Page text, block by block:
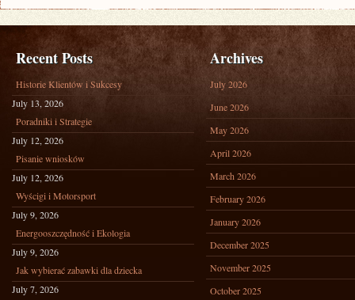
Recent Posts
Historie Klientów i Sukcesy
July 13, 2026
Poradniki i Strategie
July 12, 2026
Pisanie wniosków
July 12, 2026
Wyścigi i Motorsport
July 9, 2026
Energooszczędność i Ekologia
July 9, 2026
Jak wybierać zabawki dla dziecka
July 7, 2026
Archives
July 2026
June 2026
May 2026
April 2026
March 2026
February 2026
January 2026
December 2025
November 2025
October 2025